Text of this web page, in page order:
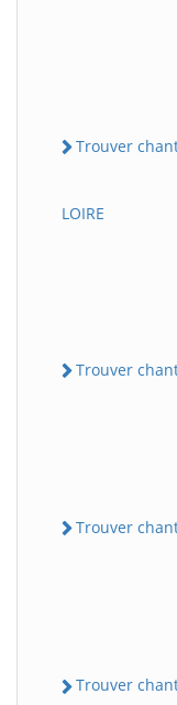
Trouver
LOIRE
Trouver
Trouver
Trouver